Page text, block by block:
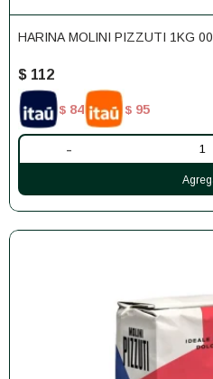
HARINA MOLINI PIZZUTI 1KG 00
$ 112
$ 84 $ 95
-